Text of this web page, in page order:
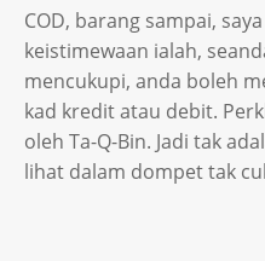
COD, barang sampai,
keistimewaan ialah,
mencukupi, anda boleh
kad kredit atau debit.
oleh Ta-Q-Bin. Jadi tak
lihat dalam dompet tak